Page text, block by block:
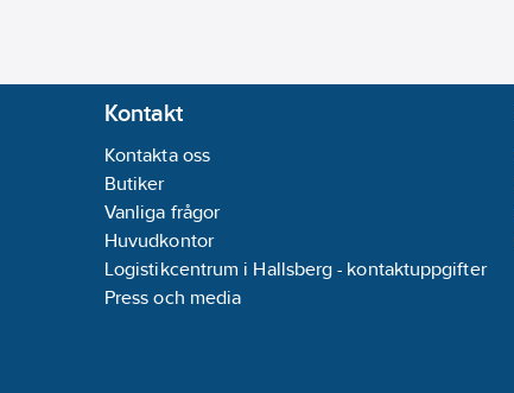
Kontakt
Kontakta oss
Butiker
Vanliga frågor
Huvudkontor
Logistikcentrum i Hallsberg - kontaktuppgifter
Press och media